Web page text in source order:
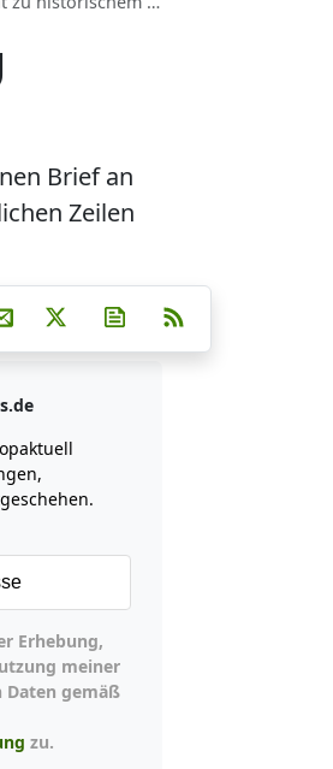
Brief an
Zeilen
auf Facebook
Teilen auf Whatsapp
Teilen auf Telegram
auf Pinterest
Per E-Mail teilen
Post auf XNewsletter
meiner
Daten gemäß
zu.